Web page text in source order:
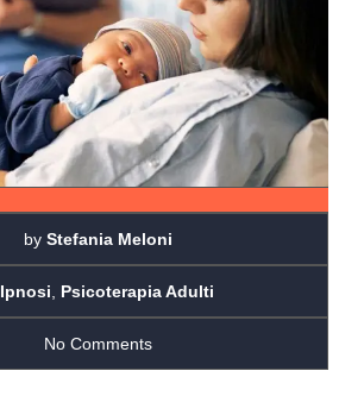
by Stefania Meloni
Ipnosi, Psicoterapia Adulti
No Comments